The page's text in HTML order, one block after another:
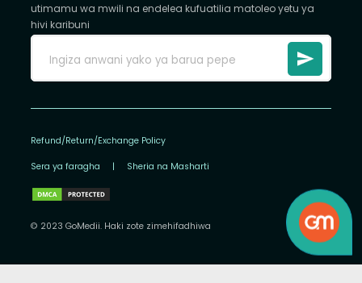
utimamu wa mwili na endelea kufuatilia matoleo yetu ya
hivi karibuni
Refund/Return/Exchange Policy
Sera ya faragha | Sheria na Masharti
© 2023 GoMedii. Haki zote zimehifadhiwa